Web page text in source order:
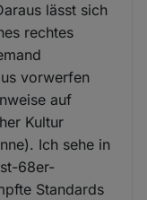
lässt sich
rechtes
vorwerfen
auf
Kultur
Ich sehe in
68er-
Standards